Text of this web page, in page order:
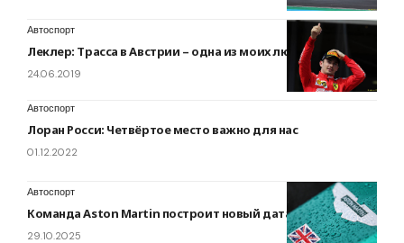
Автоспорт
Леклер: Трасса в Австрии – одна из моих любимых
24.06.2019
Автоспорт
Лоран Росси: Четвёртое место важно для нас
01.12.2022
Автоспорт
Команда Aston Martin построит новый дата-центр
29.10.2025